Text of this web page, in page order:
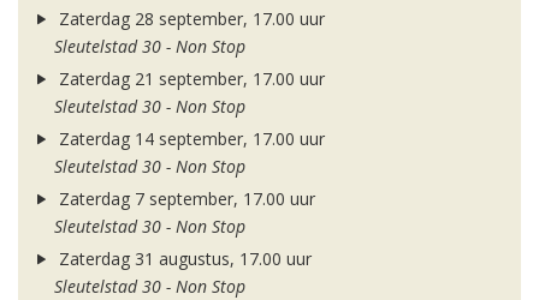
Zaterdag 28 september, 17.00 uur
Sleutelstad 30 - Non Stop
Zaterdag 21 september, 17.00 uur
Sleutelstad 30 - Non Stop
Zaterdag 14 september, 17.00 uur
Sleutelstad 30 - Non Stop
Zaterdag 7 september, 17.00 uur
Sleutelstad 30 - Non Stop
Zaterdag 31 augustus, 17.00 uur
Sleutelstad 30 - Non Stop